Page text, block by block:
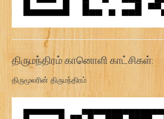
திருமந்திரம் கானொளி காட்சிகள்:
திருமூலரின் திருமந்திரம்